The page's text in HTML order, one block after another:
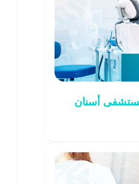
أسنان